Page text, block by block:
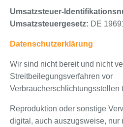
Umsatzsteuer-
Umsatzsteuergesetz: DE
Datenschutzerklärung
Wir sind nicht bereit und nicht
Streitbeilegungsverfahren vor
Verbraucherschlichtungsstellen
Reproduktion oder sonstige
digital, auch auszugsweise, nur